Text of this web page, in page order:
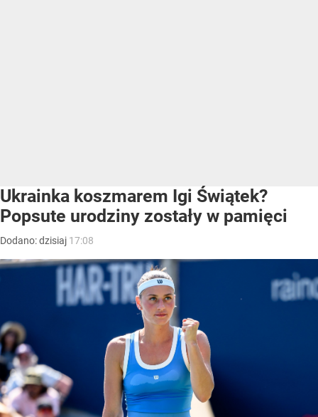
Ukrainka koszmarem Igi Świątek?
Popsute urodziny zostały w pamięci
Dodano:dzisiaj 17:08